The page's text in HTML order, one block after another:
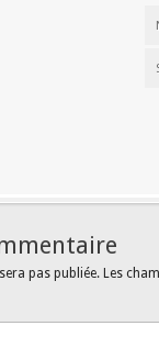
pas publiée. Les